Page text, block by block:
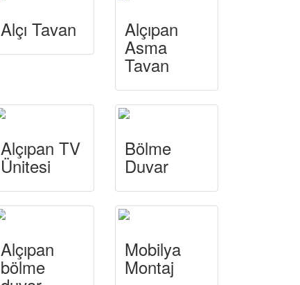
Alçı Tavan Alçıpan
Asma
Tavan
Alçıpan TV
Ünitesi
Bölme
Duvar
Alçıpan
bölme
Mobilya
Montaj